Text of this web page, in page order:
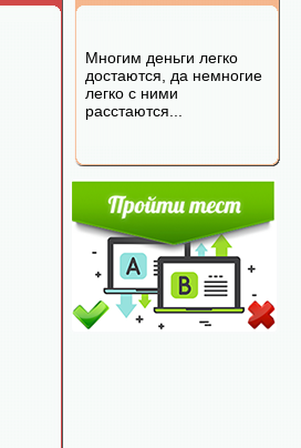
Многим деньги легко
достаются, да немногие
легко с ними
расстаются...